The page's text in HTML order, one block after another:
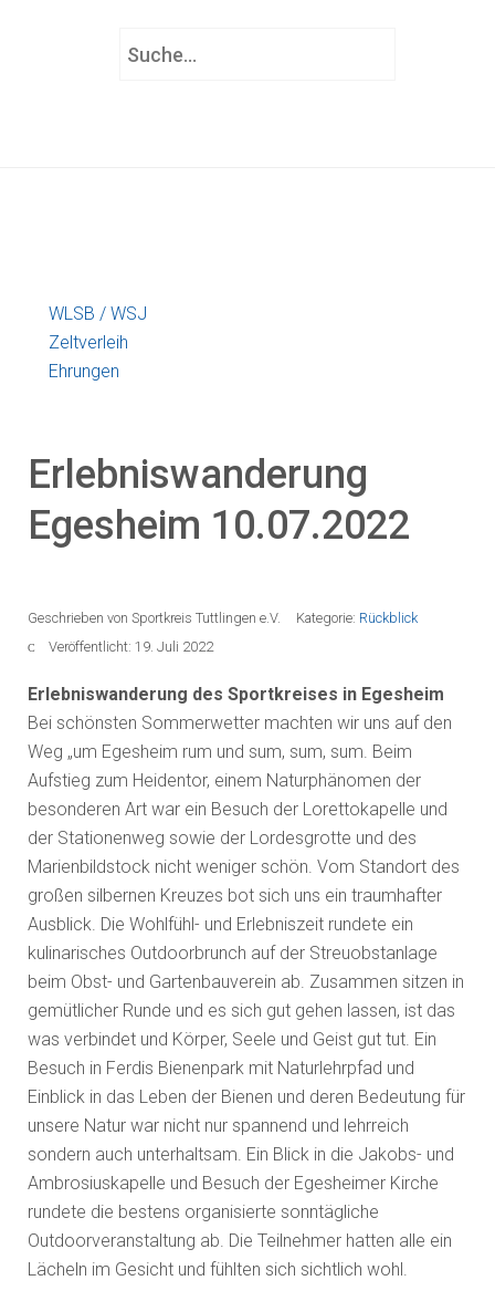
WLSB / WSJ
Zeltverleih
Ehrungen
Erlebniswanderung
Egesheim 10.07.2022
Geschrieben von Sportkreis Tuttlingen e.V. Kategorie: Rückblick
Veröffentlicht: 19. Juli 2022
Erlebniswanderung des Sportkreises in Egesheim
Bei schönsten Sommerwetter machten wir uns auf den
Weg „um Egesheim rum und sum, sum, sum. Beim
Aufstieg zum Heidentor, einem Naturphänomen der
besonderen Art war ein Besuch der Lorettokapelle und
der Stationenweg sowie der Lordesgrotte und des
Marienbildstock nicht weniger schön. Vom Standort des
großen silbernen Kreuzes bot sich uns ein traumhafter
Ausblick. Die Wohlfühl- und Erlebniszeit rundete ein
kulinarisches Outdoorbrunch auf der Streuobstanlage
beim Obst- und Gartenbauverein ab. Zusammen sitzen in
gemütlicher Runde und es sich gut gehen lassen, ist das
was verbindet und Körper, Seele und Geist gut tut. Ein
Besuch in Ferdis Bienenpark mit Naturlehrpfad und
Einblick in das Leben der Bienen und deren Bedeutung für
unsere Natur war nicht nur spannend und lehrreich
sondern auch unterhaltsam. Ein Blick in die Jakobs- und
Ambrosiuskapelle und Besuch der Egesheimer Kirche
rundete die bestens organisierte sonntägliche
Outdoorveranstaltung ab. Die Teilnehmer hatten alle ein
Lächeln im Gesicht und fühlten sich sichtlich wohl.